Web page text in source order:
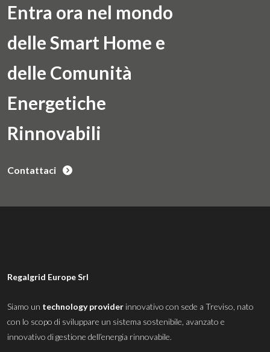
Entra ora nel mondo
delle Smart Home e
delle Comunità
Energetiche
Rinnovabili
Contattaci
Regalgrid Europe Srl
Siamo un technology provider innovativo con sede a Treviso, nato
con lo scopo di sviluppare un sistema sostenibile, avanzato e
innovativo di gestione dell’energia rinnovabile.